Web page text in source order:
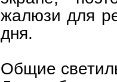
жалюзи для
дня.
Общие